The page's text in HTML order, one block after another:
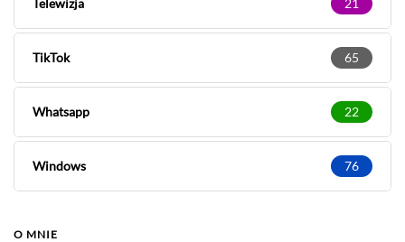
TikTok 65
Whatsapp 22
Windows 76
O MNIE